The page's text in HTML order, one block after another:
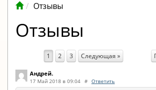
ОПЛАТАОтзывы
Отзывы
1 2 3 Следующая »
Андрей.
17 Май 2018 в 09:04 # Ответить